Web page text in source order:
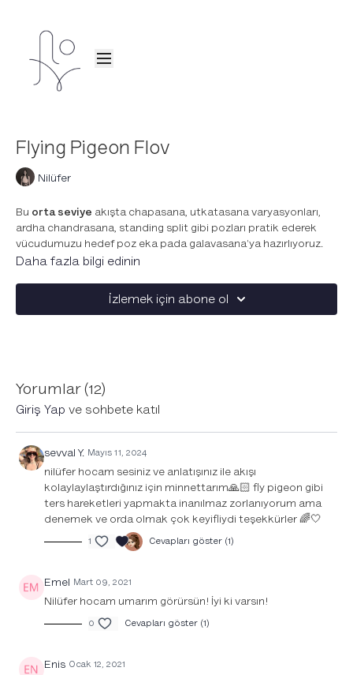
Flying Pigeon Flov
Nilüfer
Bu orta seviye akışta chapasana, utkatasana varyasyonları,
ardha chandrasana, standing split gibi pozları pratik ederek
vücudumuzu hedef poz eka pada galavasana'ya hazırlıyoruz.
seviyene uygunsa dersi pratik etmek vücudunu güçlendirecek
ve esnetecek, zamanla hedef poz kendiliğinden gelecek.
Daha fazla bilgi edinin
İzlemek için abone ol
Yorumlar (12)
Giriş Yap ve sohbete katıl
sevval Y. Mayıs 11, 2024
nilüfer hocam sesiniz ve anlatışınız ile akışı
kolaylaylaştırdığınız için minnettarım🙏🏻 fly pigeon gibi
ters hareketleri yapmakta inanılmaz zorlanıyorum ama
denemek ve orda olmak çok keyifliydi teşekkürler 🌈🤍
1 Cevapları göster (1)
Emel Mart 09, 2021
Nilüfer hocam umarım görürsün! İyi ki varsın!
0 Cevapları göster (1)
Enis Ocak 12, 2021